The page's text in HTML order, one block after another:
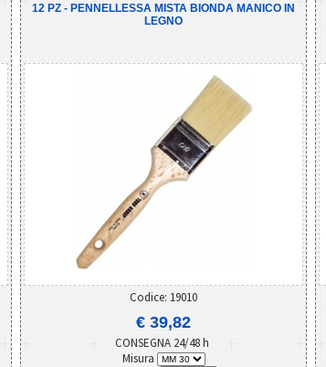
12 PZ - PENNELLESSA MISTA BIONDA MANICO IN
LEGNO
Codice: 19010
€ 39,82
CONSEGNA 24/48 h
Misura